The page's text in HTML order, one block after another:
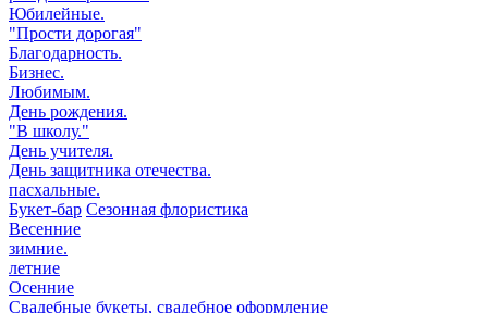
Юбилейные.
"Прости дорогая"
Благодарность.
Бизнес.
Любимым.
День рождения.
"В школу."
День учителя.
День защитника отечества.
пасхальные.
Букет-бар Сезонная флористика
Весенние
зимние.
летние
Осенние
Свадебные букеты, свадебное оформление